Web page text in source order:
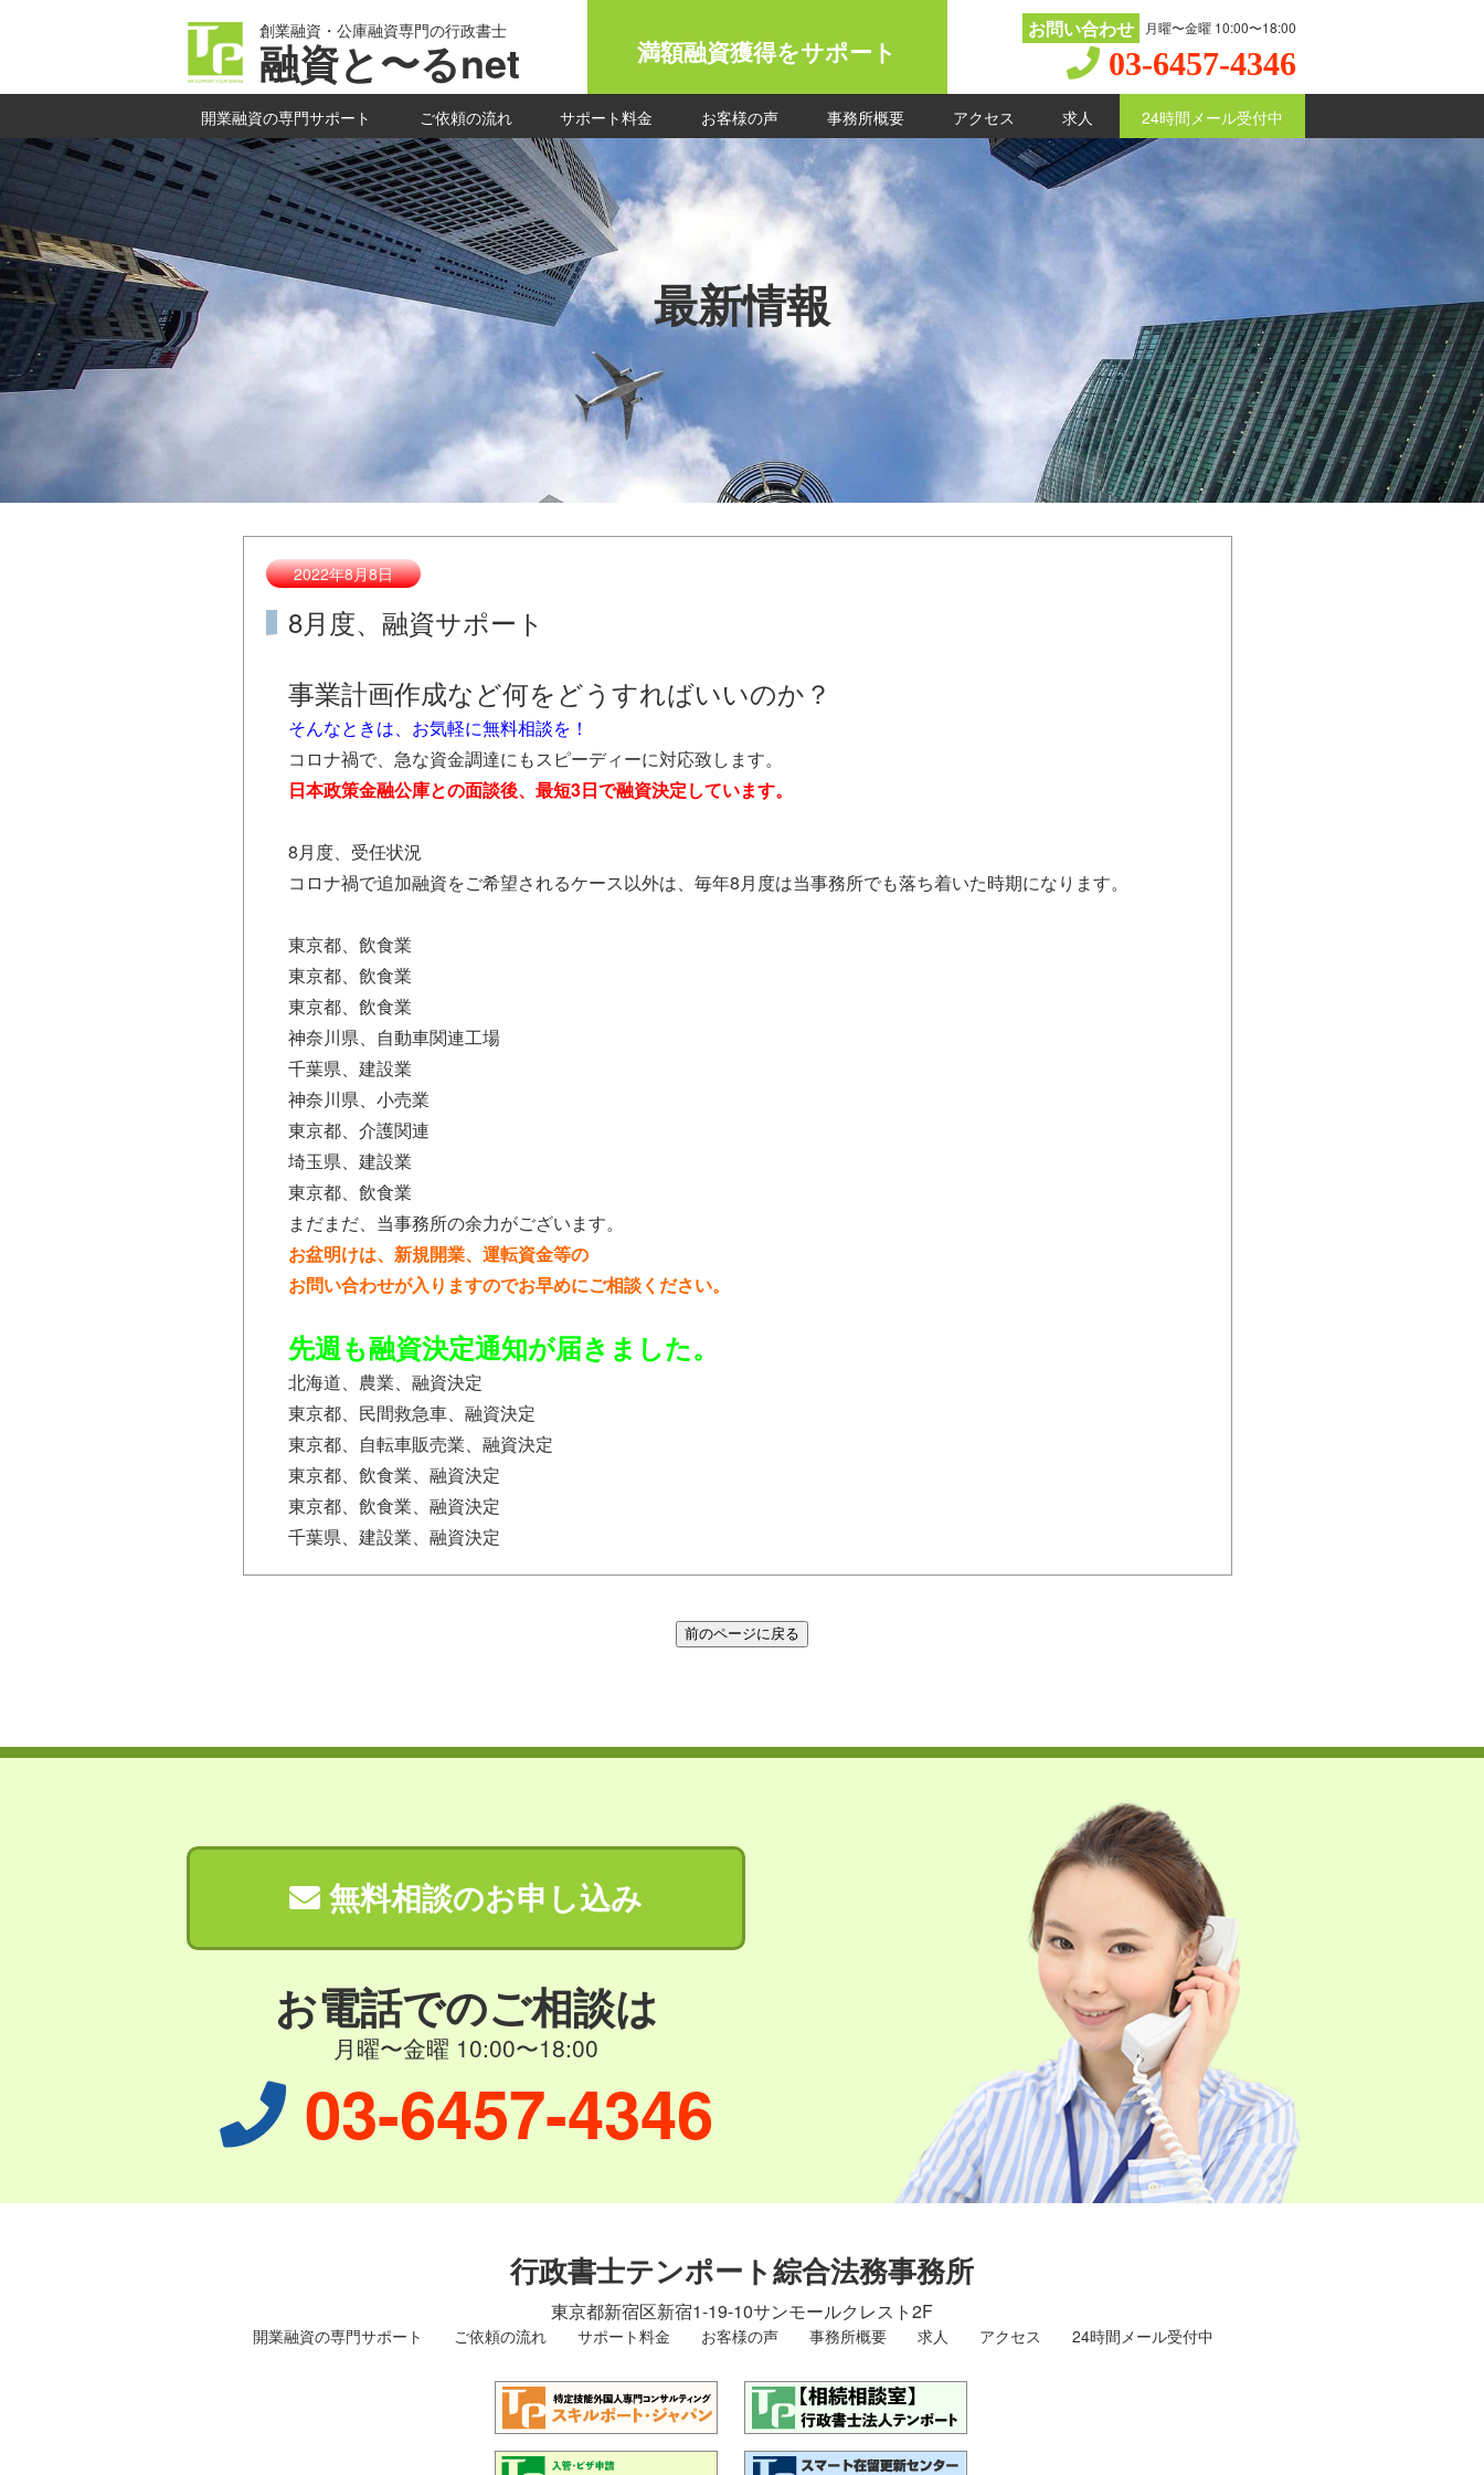
創業融資・公庫融資専門の行政書士
融資と〜るnet 満額融資獲得をサポート
お問い合わせ 月曜〜金曜 10:00〜18:00
03-6457-4346
開業融資の専門サポート ご依頼の流れ サポート料金 お客様の声 事務所概要 アクセス 求人 24時間メール受付中
最新情報
2022年8月8日
8月度、融資サポート
事業計画作成など何をどうすればいいのか？
そんなときは、お気軽に無料相談を！
コロナ禍で、急な資金調達にもスピーディーに対応致します。
日本政策金融公庫との面談後、最短3日で融資決定しています。
8月度、受任状況
コロナ禍で追加融資をご希望されるケース以外は、毎年8月度は当事務所でも落ち着いた時期になります。
東京都、飲食業
東京都、飲食業
東京都、飲食業
神奈川県、自動車関連工場
千葉県、建設業
神奈川県、小売業
東京都、介護関連
埼玉県、建設業
東京都、飲食業
まだまだ、当事務所の余力がございます。
お盆明けは、新規開業、運転資金等の
お問い合わせが入りますのでお早めにご相談ください。
先週も融資決定通知が届きました。
北海道、農業、融資決定
東京都、民間救急車、融資決定
東京都、自転車販売業、融資決定
東京都、飲食業、融資決定
東京都、飲食業、融資決定
千葉県、建設業、融資決定
無料相談のお申し込み
お電話でのご相談は
月曜〜金曜 10:00〜18:00
03-6457-4346
行政書士テンポート綜合法務事務所
東京都新宿区新宿1-19-10サンモールクレスト2F
開業融資の専門サポート ご依頼の流れ サポート料金 お客様の声 事務所概要 求人 アクセス 24時間メール受付中